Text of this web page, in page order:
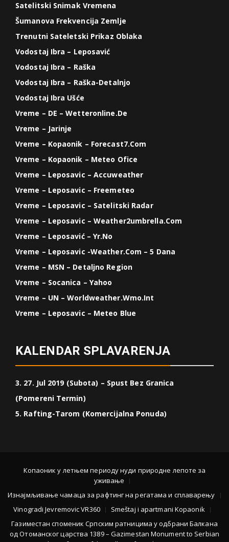
Satelitski Snimak Vremena
Šumanova Frekvencija Zemlje
Trenutni Sateletski Prikaz Oblaka
Vodostaj Ibra – Leposavić
Vodostaj Ibra – Raška
Vodostaj Ibra – Raška-Detalnjo
Vodostaj Ibra Ušće
Vreme – DE – Wetteronline.de
Vreme – Jarinje
Vreme – Kopaonik – Forecast7.com
Vreme – Kopaonik – Meteo Ofice
Vreme – Leposavic – Accuweather
Vreme – Leposavic – Freemeteo
Vreme – Leposavic – Satelitski Radar
Vreme – Leposavic – Weather2umbrella.com
Vreme – Leposavić – Yr.no
Vreme – Leposavic -weather.com – 5 Dana
Vreme – MSN – Detaljno Region
Vreme – Socanica – Yahoo
Vreme – UN – Worldweather.wmo.int
Vreme – Leposavic – Meteo Blue
KALENDAR SPLAVARENJA
3. 27. Jul 2019 (Subota) – Spust Bez Granica
(Pomereni Termin)
5. Rafting-Tarom (Komercijalna Ponuda)
Копаоник у летњем периоду нуди природне лепоте за
уживање
Изнајмљивање чамаца за рафтинг на регатама и сплаварењу
Vinogradi Jevremovic VR360
Smeštaj i apartmani Kopaonik
Газиместан споменик Српским ратницима у одбрани Балкана
од Отоманског царства 1389 – Gazimestan Monument to Serbian